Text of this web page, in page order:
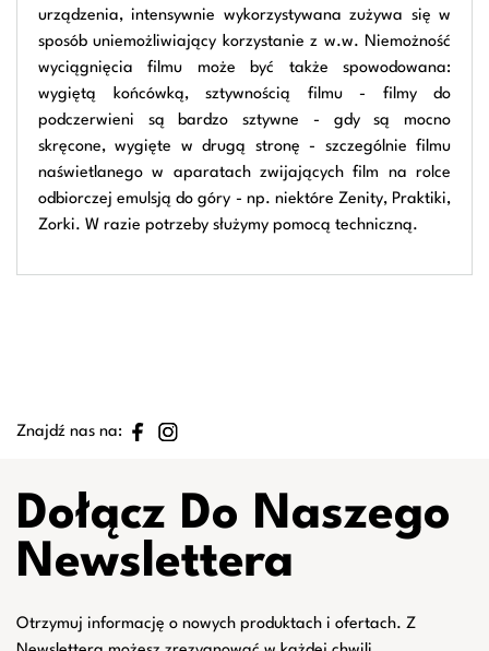
urządzenia, intensywnie wykorzystywana zużywa się w
sposób uniemożliwiający korzystanie z w.w. Niemożność
wyciągnięcia filmu może być także spowodowana:
wygiętą końcówką, sztywnością filmu - filmy do
podczerwieni są bardzo sztywne - gdy są mocno
skręcone, wygięte w drugą stronę - szczególnie filmu
naświetlanego w aparatach zwijających film na rolce
odbiorczej emulsją do góry - np. niektóre Zenity, Praktiki,
Zorki. W razie potrzeby służymy pomocą techniczną.
Znajdź nas na:
Dołącz Do Naszego
Newslettera
Otrzymuj informację o nowych produktach i ofertach. Z